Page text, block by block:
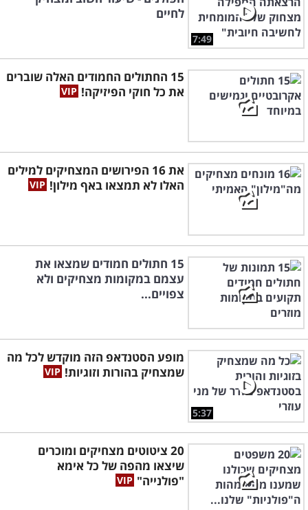
7:49
לחיים
15 החתולים החמודים האלה שוברים
את כל חוקי הפיזיקה!
את 16 הפירושים המצחיקים למילים
האלו לא תמצאו באף מילון!
15 חתולים חמודים שמצאו את
עצמם במקומות מצחיקים ולא
צפויים...
5:37
מופע הסטנדאפ הזה מוקדש לכל מה
שמצחיק בהורות וזוגיות!
20 ציטוטים מצחיקים ומוכרים
שיצאו מהפה של כל אימא
"פולנייה"